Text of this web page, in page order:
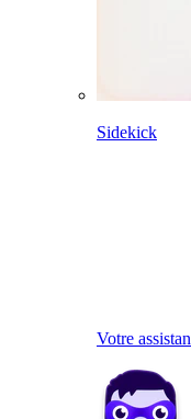
Sidekick
Votre